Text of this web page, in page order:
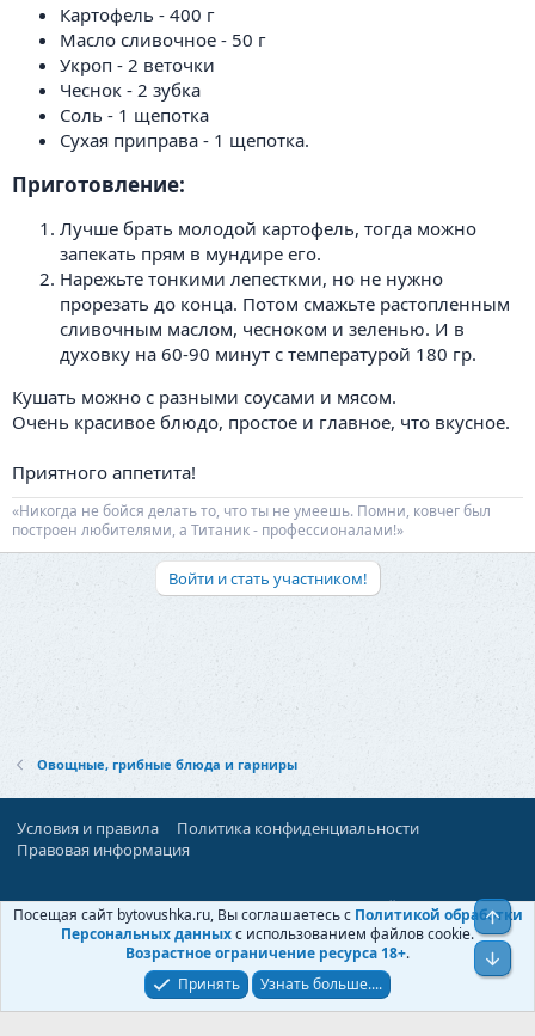
Картофель - 400 г
Масло сливочное - 50 г
Укроп - 2 веточки
Чеснок - 2 зубка
Соль - 1 щепотка
Сухая приправа - 1 щепотка.
Приготовление:​
Лучше брать молодой картофель, тогда можно
запекать прям в мундире его.
Нарежьте тонкими лепесткми, но не нужно
прорезать до конца. Потом смажьте растопленным
сливочным маслом, чесноком и зеленью. И в
духовку на 60-90 минут с температурой 180 гр.
Кушать можно с разными соусами и мясом.
Очень красивое блюдо, простое и главное, что вкусное.
Приятного аппетита!
«Никогда не бойся делать то, что ты не умеешь. Помни, ковчег был
построен любителями, а Титаник - профессионалами!»
Войти и стать участником!
Овощные, грибные блюда и гарниры
Условия и правила
Политика конфиденциальности
Правовая информация
При поддержке:«Территория Дискуссий»
© Бытовушка, 2025-2026
Посещая сайт bytovushka.ru, Вы соглашаетесь с Политикой обработки
Персональных данныхс использованием файлов cookie.
Возрастное ограничение ресурса 18+.
Принять
Узнать больше....
Верх